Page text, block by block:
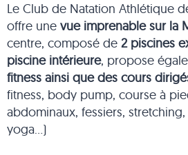
Le Club de Natation Athlétique
offre une vue imprenable sur la
centre, composé de 2 piscines
piscine intérieure, propose
fitness ainsi que des cours
fitness, body pump, course à
abdominaux, fessiers, stretching,
yoga…)